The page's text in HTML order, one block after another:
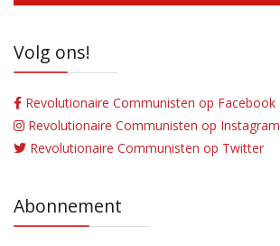
Volg ons!
Revolutionaire Communisten op Facebook
Revolutionaire Communisten op Instagram
Revolutionaire Communisten op Twitter
Abonnement